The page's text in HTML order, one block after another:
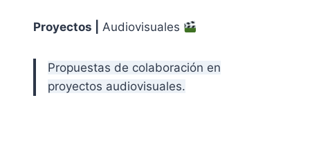
Proyectos | Audiovisuales
Propuestas de colaboración en
proyectos audiovisuales.